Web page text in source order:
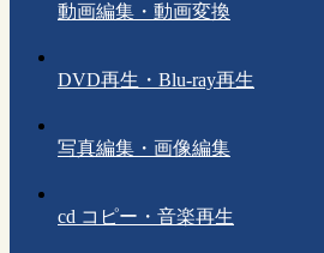
動画編集・動画変換
DVD再生・Blu-ray再生
写真編集・画像編集
cd コピー・音楽再生